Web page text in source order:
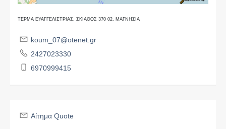
ΤΕΡΜΑ ΕΥΑΓΓΕΛΙΣΤΡΙΑΣ, ΣΚΙΑΘΟΣ 370 02, ΜΑΓΝΗΣΙΑ
koum_07@otenet.gr
2427023330
6970999415
Αίτημα Quote